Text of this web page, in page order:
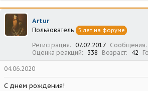
Artur
Пользователь 5 лет на форуме
Регистрация 07.02.2017 Сообщения
Оценка реакций
338 Возраст 42
04.06.2020
С днем рождения!